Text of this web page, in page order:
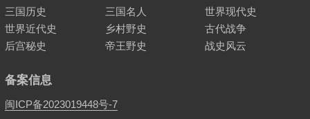
三国历史 三国名人
世界现代史
世界近代史
乡村野史
古代战争
后宫秘史
帝王野史 战史风云
备案信息
闽ICP备2023019448号-7